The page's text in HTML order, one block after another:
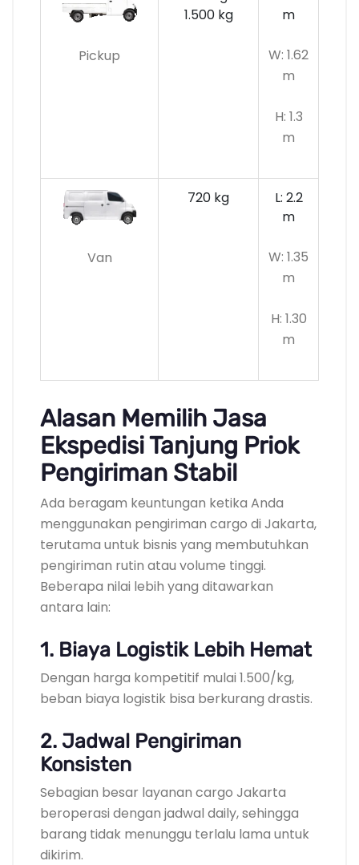
Pickup
1.500 kg
m
W: 1.62
m
H: 1.3
m
Van
720 kg
L: 2.2
m
W: 1.35
m
H: 1.30
m
Alasan Memilih Jasa
Ekspedisi Tanjung Priok
Pengiriman Stabil
Ada beragam keuntungan ketika Anda
menggunakan pengiriman cargo di Jakarta,
terutama untuk bisnis yang membutuhkan
pengiriman rutin atau volume tinggi.
Beberapa nilai lebih yang ditawarkan
antara lain:
1. Biaya Logistik Lebih Hemat
Dengan harga kompetitif mulai 1.500/kg,
beban biaya logistik bisa berkurang drastis.
2. Jadwal Pengiriman
Konsisten
Sebagian besar layanan cargo Jakarta
beroperasi dengan jadwal daily, sehingga
barang tidak menunggu terlalu lama untuk
dikirim.